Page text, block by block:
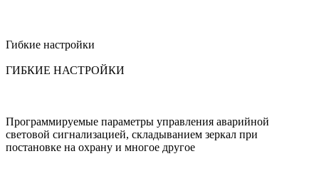
Гибкие настройки
ГИБКИЕ НАСТРОЙКИ
Программируемые параметры управления аварийной
световой сигнализацией, складыванием зеркал при
постановке на охрану и многое другое